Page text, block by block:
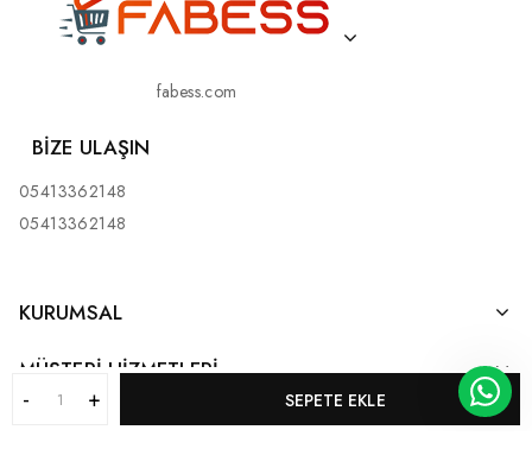
SEPETE EKLE
fabess.com
BIZE ULAŞIN
05413362148
05413362148
KURUMSAL
MÜŞTERI HIZMETLERI
KATEGORILERIMIZ